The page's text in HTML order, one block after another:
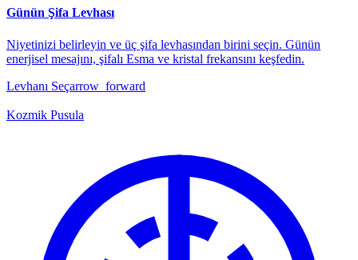
Günün Şifa Levhası
Niyetinizi belirleyin ve üç şifa levhasından birini seçin. Günün
enerjisel mesajını, şifalı Esma ve kristal frekansını keşfedin.
Levhanı Seçarrow_forward
Kozmik Pusula